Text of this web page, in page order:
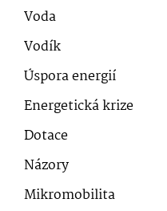
Voda
Vodík
Úspora energií
Energetická krize
Dotace
Názory
Mikromobilita